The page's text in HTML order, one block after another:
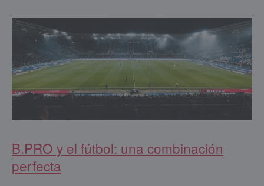
B.PRO y el fútbol: una combinación
perfecta